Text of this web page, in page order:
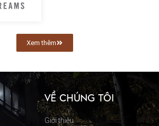
Xem thêm
VỀ CHÚNG TÔI
Giới thiệu